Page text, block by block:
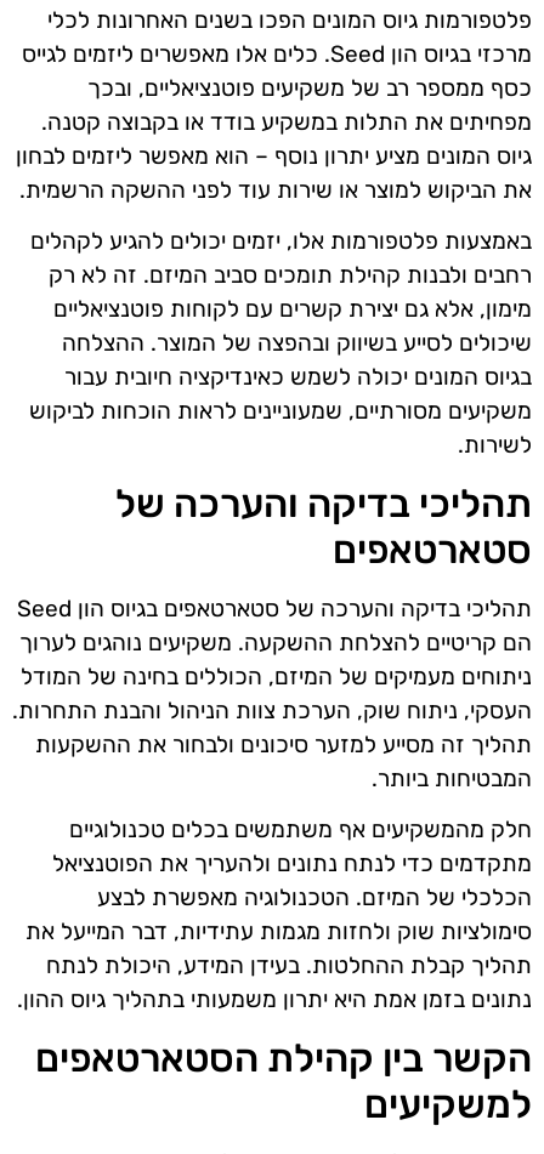
פלטפורמות גיוס המונים הפכו בשנים האחרונות לכלי
מרכזי בגיוס הון Seed. כלים אלו מאפשרים ליזמים לגייס
כסף ממספר רב של משקיעים פוטנציאליים, ובכך
מפחיתים את התלות במשקיע בודד או בקבוצה קטנה.
גיוס המונים מציע יתרון נוסף – הוא מאפשר ליזמים לבחון
את הביקוש למוצר או שירות עוד לפני ההשקה הרשמית.
באמצעות פלטפורמות אלו, יזמים יכולים להגיע לקהלים
רחבים ולבנות קהילת תומכים סביב המיזם. זה לא רק
מימון, אלא גם יצירת קשרים עם לקוחות פוטנציאליים
שיכולים לסייע בשיווק ובהפצה של המוצר. ההצלחה
בגיוס המונים יכולה לשמש כאינדיקציה חיובית עבור
משקיעים מסורתיים, שמעוניינים לראות הוכחות לביקוש
לשירות.
תהליכי בדיקה והערכה של
סטארטאפים
תהליכי בדיקה והערכה של סטארטאפים בגיוס הון Seed
הם קריטיים להצלחת ההשקעה. משקיעים נוהגים לערוך
ניתוחים מעמיקים של המיזם, הכוללים בחינה של המודל
העסקי, ניתוח שוק, הערכת צוות הניהול והבנת התחרות.
תהליך זה מסייע למזער סיכונים ולבחור את ההשקעות
המבטיחות ביותר.
חלק מהמשקיעים אף משתמשים בכלים טכנולוגיים
מתקדמים כדי לנתח נתונים ולהעריך את הפוטנציאל
הכלכלי של המיזם. הטכנולוגיה מאפשרת לבצע
סימולציות שוק ולחזות מגמות עתידיות, דבר המייעל את
תהליך קבלת ההחלטות. בעידן המידע, היכולת לנתח
נתונים בזמן אמת היא יתרון משמעותי בתהליך גיוס ההון.
הקשר בין קהילת הסטארטאפים
למשקיעים